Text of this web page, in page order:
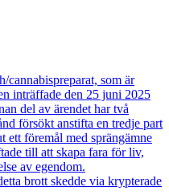
cannabispreparat, som är
inträffade den 25 juni 2025
del av ärendet har två
försökt anstifta en tredje part
ett föremål med sprängämne
till att skapa fara för liv,
av egendom.
brott skedde via krypterade